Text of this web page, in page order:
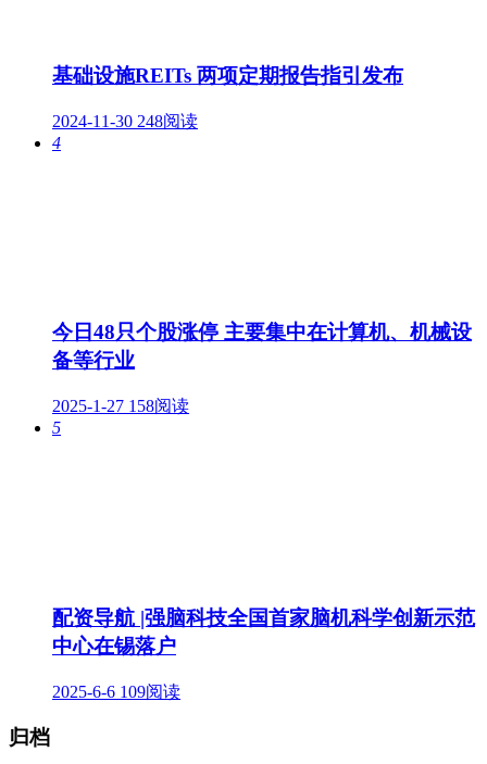
基础设施REITs 两项定期报告指引发布
2024-11-30 248阅读
4
今日48只个股涨停 主要集中在计算机、机械设
备等行业
2025-1-27 158阅读
5
配资导航 |强脑科技全国首家脑机科学创新示范
中心在锡落户
2025-6-6 109阅读
归档